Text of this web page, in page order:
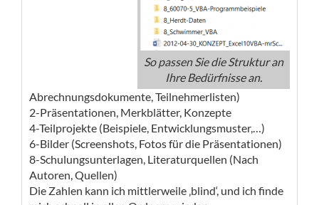
So passen Sie die Struktur an
Ihre Bedürfnisse an.
Abrechnungsdokumente, Teilnehmerlisten)
2-Präsentationen, Merkblätter, Konzepte
4-Teilprojekte (Beispiele, Entwicklungsmuster,…)
6-Bilder (Screenshots, Fotos für die Präsentationen)
8-Schulungsunterlagen, Literaturquellen (Nach
Autoren, Quellen)
Die Zahlen kann ich mittlerweile ‚blind‘, und ich finde